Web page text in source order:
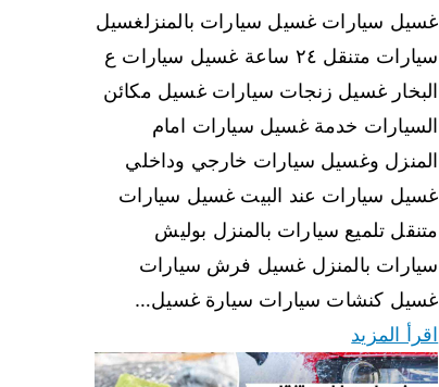
غسيل سيارات غسيل سيارات بالمنزلغسيل
سيارات متنقل ٢٤ ساعة غسيل سيارات ع
البخار غسيل زنجات سيارات غسيل مكائن
السيارات خدمة غسيل سيارات امام
المنزل وغسيل سيارات خارجي وداخلي
غسيل سيارات عند البيت غسيل سيارات
متنقل تلميع سيارات بالمنزل بوليش
سيارات بالمنزل غسيل فرش سيارات
غسيل كنشات سيارات سيارة غسيل…
اقرأ المزيد